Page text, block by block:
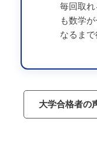
毎回取
も数学
なるまで
大学合格者の